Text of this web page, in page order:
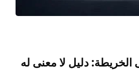
الخريطة: دليل لا معنى له